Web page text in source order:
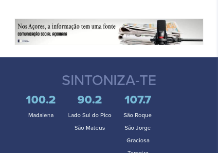
SINTONIZA-TE
100.2
Madalena
90.2
Lado Sul do Pico
São Mateus
107.7
São Roque
São Jorge
Graciosa